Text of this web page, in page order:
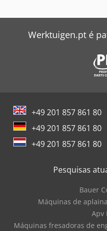
Werktuigen.pt é
+49 201 857 861 80
+49 201 857 861 80
+49 201 857 861 80
Pesquisas
Bauer
Máquinas de
Apv
Máquinas fresadoras de